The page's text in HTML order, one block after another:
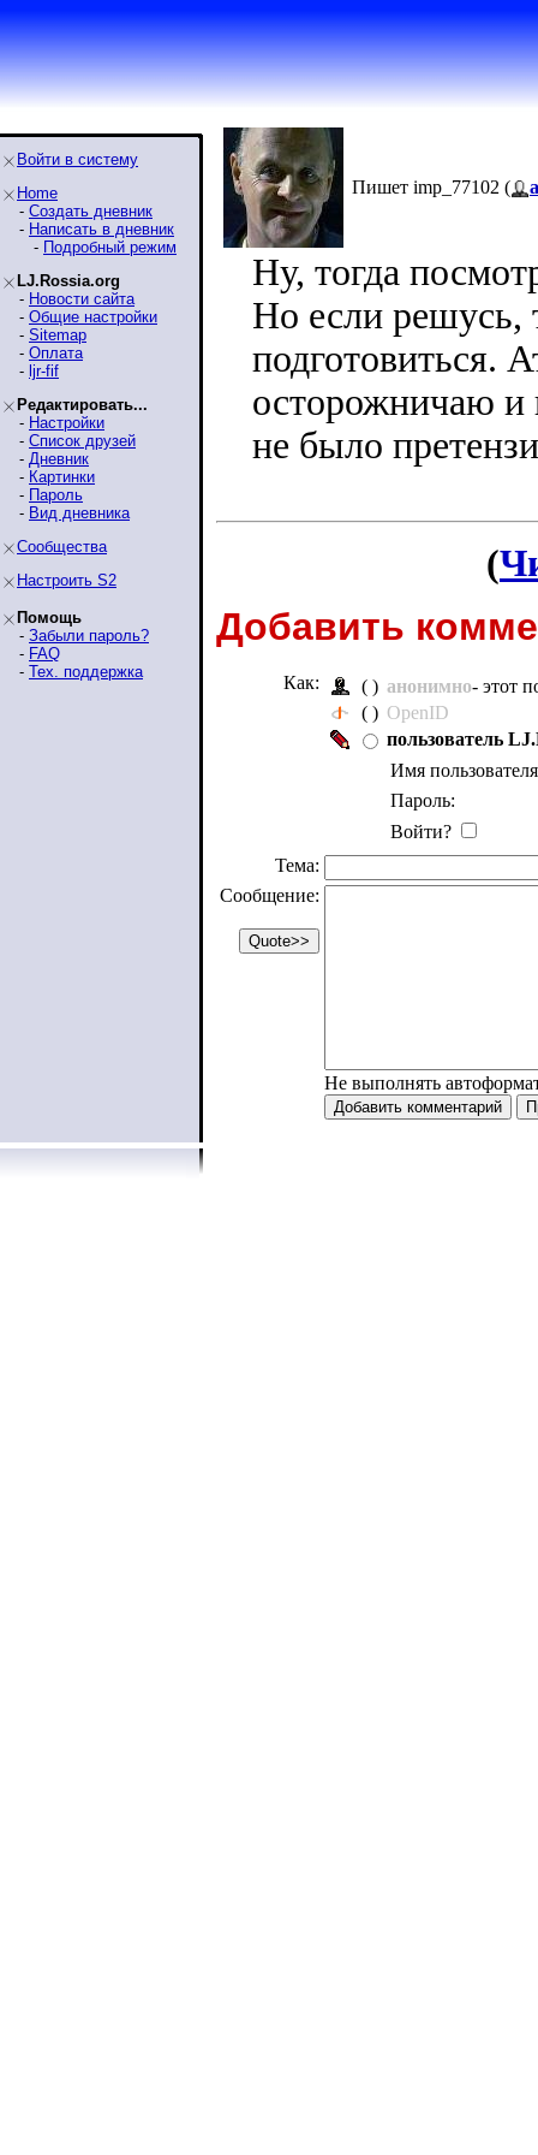
Войти в систему
Home
- Создать дневник
- Написать в дневник
- Подробный режим
LJ.Rossia.org
- Новости сайта
- Общие настройки
- Sitemap
- Оплата
- ljr-fif
Редактировать...
- Настройки
- Список друзей
- Дневник
- Картинки
- Пароль
- Вид дневника
Сообщества
Настроить S2
Помощь
- Забыли пароль?
- FAQ
- Тех. поддержка
Пишет imp_77102 (
Ну, тогда
Но если решусь,
подготовиться.
осторожничаю
не было
(
Добавить
Как: ( ) анонимно- этот
( ) OpenID
пользователь
Имя
Пароль:
Войти?
Тема:
Сообщение:
Не выполнять